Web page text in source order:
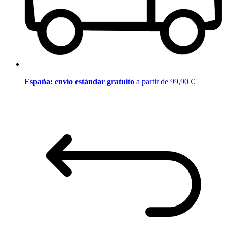
España: envío estándar gratuito a partir de 99,90 €